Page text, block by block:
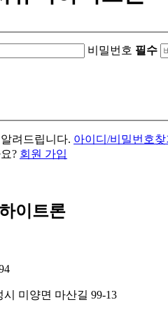
비밀번호 필수
려드립니다. 아이디/비밀번호찾
? 회원 가입
이트론
미양면 마산길 99-13